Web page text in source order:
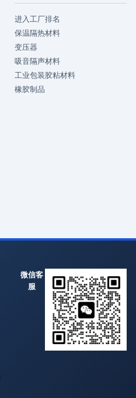
进入工厂排名
保温隔热材料
变压器
吸音隔声材料
工业包装胶粘材料
橡胶制品
微信客
服